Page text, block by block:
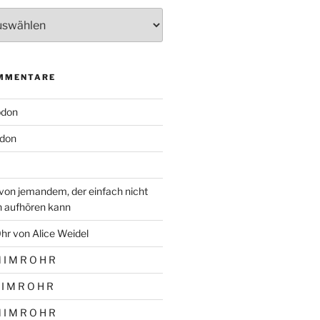
jemandem, der einfach nicht
aufhören kann
von Alice Weidel
I M R O H R
M R O H R
I M R O H R